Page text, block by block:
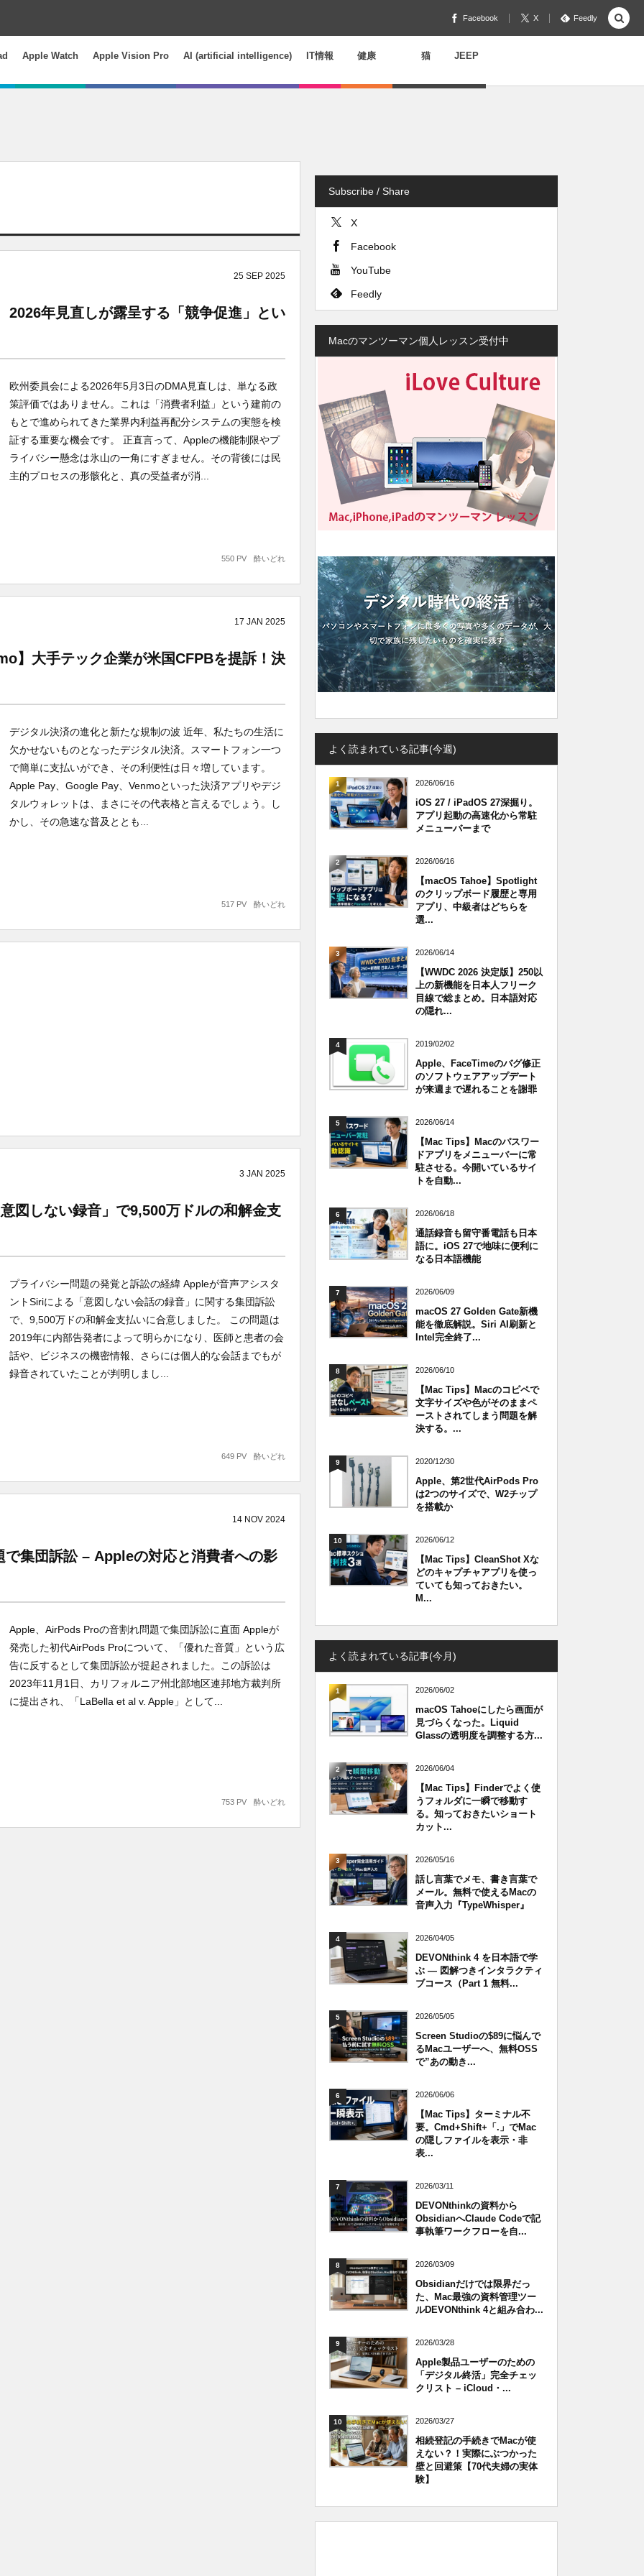
Facebook X Feedly
Apple Watch Apple Vision Pro AI (artificial intelligence) IT情報 健康 猫 JEEP
25 SEP 2025
年見直しが露呈する「競争促進」とい
欧州委員会による2026年5月3日のDMA見直しは、単なる政
策評価ではありません。これは「消費者利益」という建前の
もとで進められてきた業界内利益再配分システムの実態を検
証する重要な機会です。 正直言って、Appleの機能制限やプ
ライバシー懸念は氷山の一角にすぎません。その背後には民
主的プロセスの形骸化と、真の受益者が消...
酔いどれ
550 PV
17 JAN 2025
】大手テック企業が米国CFPBを提訴！決
デジタル決済の進化と新たな規制の波 近年、私たちの生活に
欠かせないものとなったデジタル決済。スマートフォン一つ
で簡単に支払いができ、その利便性は日々増しています。
Apple Pay、Google Pay、Venmoといった決済アプリやデジ
タルウォレットは、まさにその代表格と言えるでしょう。し
かし、その急速な普及ととも...
酔いどれ
517 PV
3 JAN 2025
図しない録音」で9,500万ドルの和解金支
プライバシー問題の発覚と訴訟の経緯 Appleが音声アシスタ
ントSiriによる「意図しない会話の録音」に関する集団訴訟
で、9,500万ドの和解金支払いに合意しました。 この問題は
2019年に内部告発者によって明らかになり、医師と患者の会
話や、ビジネスの機密情報、さらには個人的な会話までもが
録音されていたことが判明しまし...
酔いどれ
649 PV
14 NOV 2024
集団訴訟 – Appleの対応と消費者への影
Apple、AirPods Proの音割れ問題で集団訴訟に直面 Appleが
発売した初代AirPods Proについて、「優れた音質」という広
告に反するとして集団訴訟が提起されました。この訴訟は
2023年11月1日、カリフォルニア州北部地区連邦地方裁判所
に提出され、「LaBella et al v. Apple」として...
酔いどれ
753 PV
Subscribe / Share
X
Facebook
YouTube
Feedly
Macのマンツーマン個人レッスン受付中
よく読まれている記事(今週)
1 2026/06/16
iOS 27 / iPadOS 27深掘り。
アプリ起動の高速化から常駐
メニューバーまで
2 2026/06/16
【macOS Tahoe】Spotlight
のクリップボード履歴と専用
アプリ、中級者はどちらを
選...
3 2026/06/14
【WWDC 2026 決定版】250以
上の新機能を日本人フリーク
目線で総まとめ。日本語対応
の隠れ...
4 2019/02/02
Apple、FaceTimeのバグ修正
のソフトウェアアップデート
が来週まで遅れることを謝罪
5 2026/06/14
【Mac Tips】Macのパスワー
ドアプリをメニューバーに常
駐させる。今開いているサイ
トを自動...
6 2026/06/18
通話録音も留守番電話も日本
語に。iOS 27で地味に便利に
なる日本語機能
7 2026/06/09
macOS 27 Golden Gate新機
能を徹底解説。Siri AI刷新と
Intel完全終了...
8 2026/06/10
【Mac Tips】Macのコピペで
文字サイズや色がそのままペ
ーストされてしまう問題を解
決する。...
9 2020/12/30
Apple、第2世代AirPods Pro
は2つのサイズで、W2チップ
を搭載か
10 2026/06/12
【Mac Tips】CleanShot Xな
どのキャプチャアプリを使っ
ていても知っておきたい。
M...
よく読まれている記事(今月)
1 2026/06/02
macOS Tahoeにしたら画面が
見づらくなった。Liquid
Glassの透明度を調整する方...
2 2026/06/04
【Mac Tips】Finderでよく使
うフォルダに一瞬で移動す
る。知っておきたいショート
カット...
3 2026/05/16
話し言葉でメモ、書き言葉で
メール。無料で使えるMacの
音声入力『TypeWhisper』
4 2026/04/05
DEVONthink 4 を日本語で学
ぶ — 図解つきインタラクティ
ブコース（Part 1 無料...
5 2026/05/05
Screen Studioの$89に悩んで
るMacユーザーへ、無料OSS
で”あの動き...
6 2026/06/06
【Mac Tips】ターミナル不
要。Cmd+Shift+「.」でMac
の隠しファイルを表示・非
表...
7 2026/03/11
DEVONthinkの資料から
ObsidianへClaude Codeで記
事執筆ワークフローを自...
8 2026/03/09
Obsidianだけでは限界だっ
た、Mac最強の資料管理ツー
ルDEVONthink 4と組み合わ...
9 2026/03/28
Apple製品ユーザーのための
「デジタル終活」完全チェッ
クリスト – iCloud・...
10 2026/03/27
相続登記の手続きでMacが使
えない？！実際にぶつかった
壁と回避策【70代夫婦の実体
験】